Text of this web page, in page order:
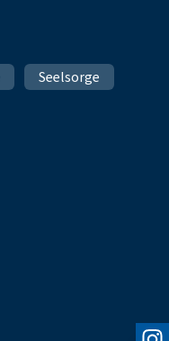
Seelsorge